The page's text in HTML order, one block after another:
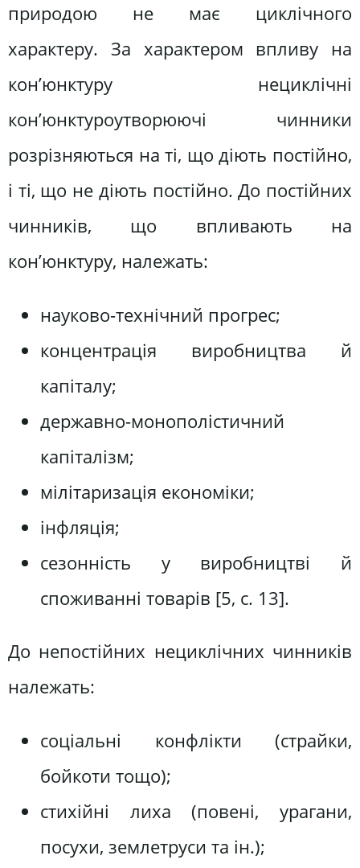
природою не має циклічного
характеру. За характером впливу на
кон’юнктуру нециклічні
кон’юнктуроутворюючі чинники
розрізняються на ті, що діють постійно,
і ті, що не діють постійно. До постійних
чинників, що впливають на
кон’юнктуру, належать:
науково-технічний прогрес;
концентрація виробництва й
капіталу;
державно-монополістичний
капіталізм;
мілітаризація економіки;
інфляція;
сезонність у виробництві й
споживанні товарів [5, с. 13].
До непостійних нециклічних чинників
належать:
соціальні конфлікти (страйки,
бойкоти тощо);
стихійні лиха (повені, урагани,
посухи, землетруси та ін.);